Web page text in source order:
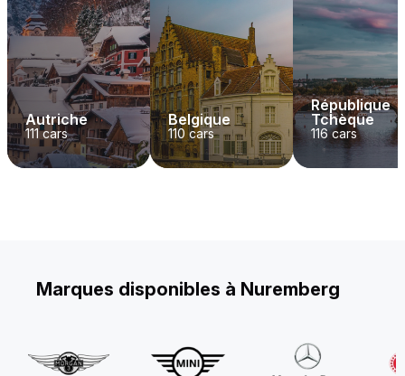
Autriche
111cars
Belgique
110 cars
République
Tchèque
116cars
Marques disponibles à Nuremberg